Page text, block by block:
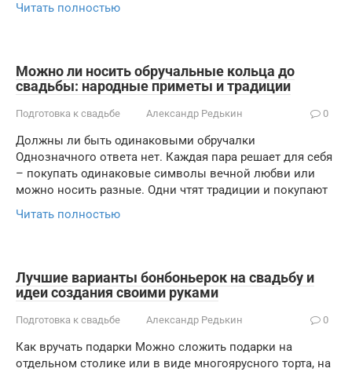
Читать полностью
Можно ли носить обручальные кольца до
свадьбы: народные приметы и традиции
Подготовка к свадьбе Александр Редькин 0
Должны ли быть одинаковыми обручалки
Однозначного ответа нет. Каждая пара решает для себя
– покупать одинаковые символы вечной любви или
можно носить разные. Одни чтят традиции и покупают
Читать полностью
Лучшие варианты бонбоньерок на свадьбу и
идеи создания своими руками
Подготовка к свадьбе Александр Редькин 0
Как вручать подарки Можно сложить подарки на
отдельном столике или в виде многоярусного торта, на